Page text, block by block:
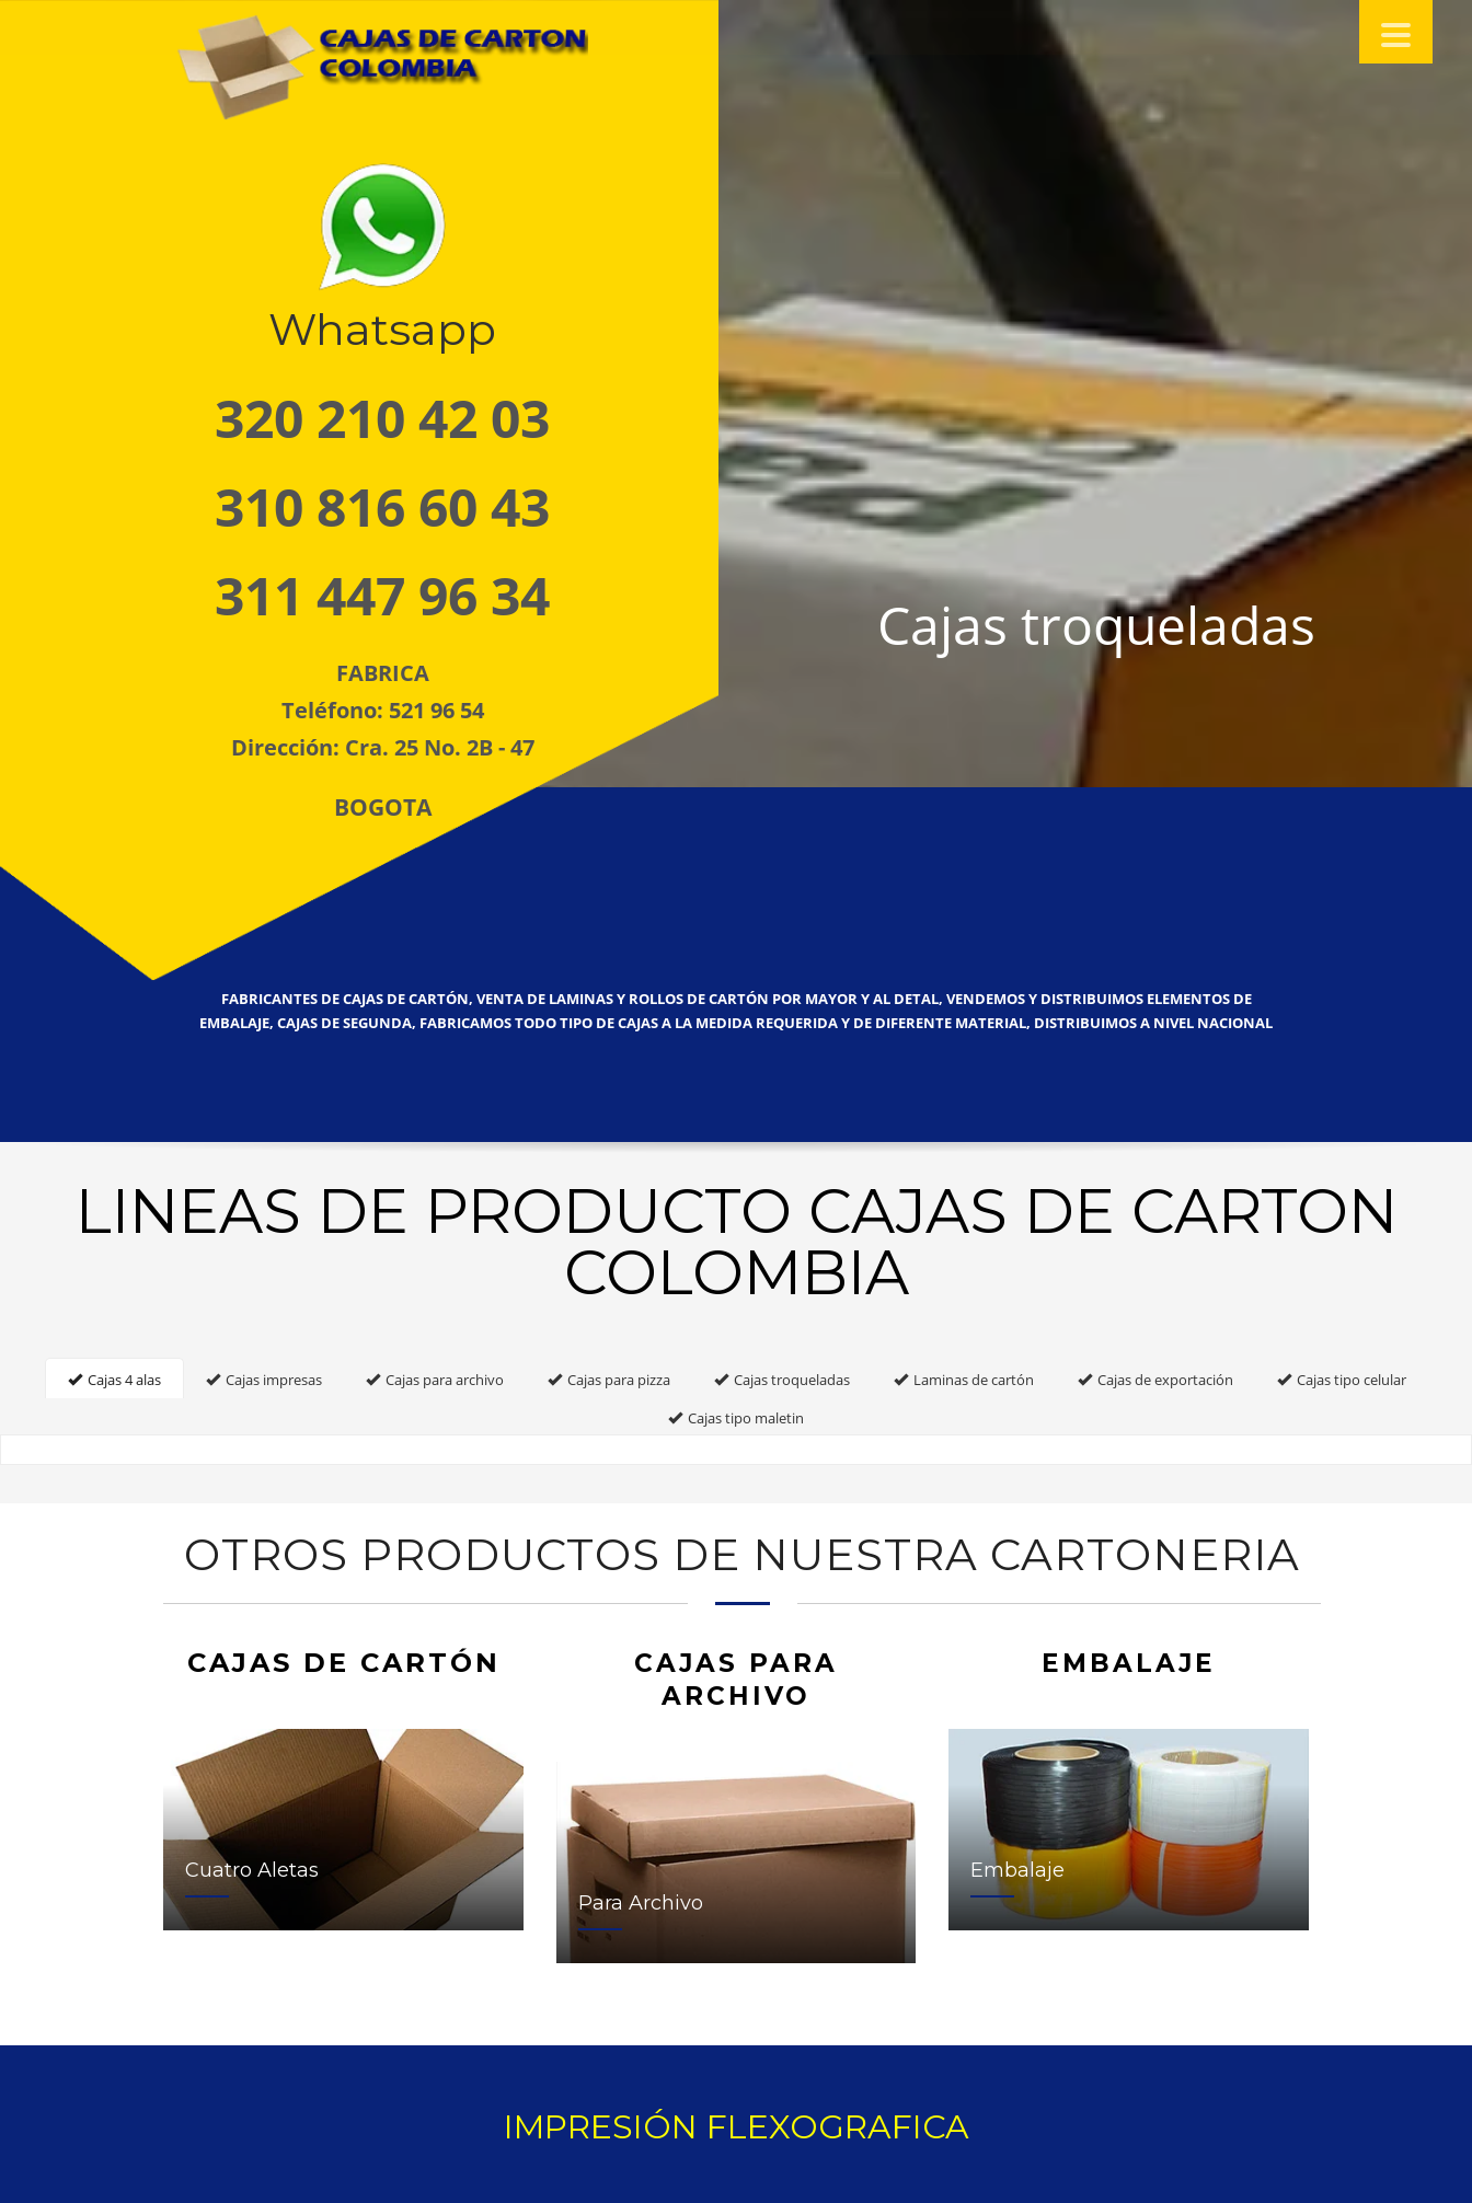
Whatsapp
320 210 42 03
310 816 60 43
311 447 96 34
FABRICA
Teléfono: 521 96 54
Dirección: Cra. 25 No. 2B - 47
BOGOTA
Cajas troqueladas
FABRICANTES DE CAJAS DE CARTÓN, VENTA DE LAMINAS Y ROLLOS DE CARTÓN POR MAYOR Y AL DETAL, VENDEMOS Y DISTRIBUIMOS ELEMENTOS DE
EMBALAJE, CAJAS DE SEGUNDA, FABRICAMOS TODO TIPO DE CAJAS A LA MEDIDA REQUERIDA Y DE DIFERENTE MATERIAL, DISTRIBUIMOS A NIVEL NACIONAL
LINEAS DE PRODUCTO CAJAS DE CARTON
COLOMBIA
Cajas 4 alas Cajas impresas Cajas para archivo Cajas para pizza Cajas troqueladas Laminas de cartón Cajas de exportación
Cajas tipo celular
Cajas tipo maletin
OTROS PRODUCTOS DE NUESTRA CARTONERIA
CAJAS DE CARTÓN
Cuatro Aletas
CAJAS PARA
ARCHIVO
Para Archivo
EMBALAJE
Embalaje
IMPRESIÓN FLEXOGRAFICA